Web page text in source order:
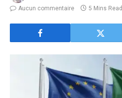
Aucun commentaire
5 Mins Read